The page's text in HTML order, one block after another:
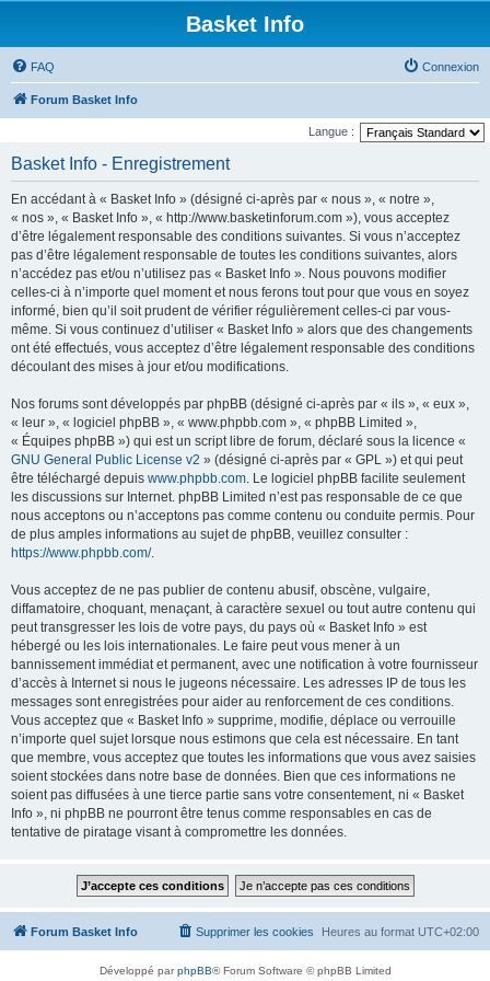
Basket Info
FAQ Connexion
Forum Basket Info
Langue :
Basket Info - Enregistrement
En accédant à « Basket Info » (désigné ci-après par « nous », « notre »,
« nos », « Basket Info », « http://www.basketinforum.com »), vous acceptez
d’être légalement responsable des conditions suivantes. Si vous n’acceptez
pas d’être légalement responsable de toutes les conditions suivantes, alors
n’accédez pas et/ou n’utilisez pas « Basket Info ». Nous pouvons modifier
celles-ci à n’importe quel moment et nous ferons tout pour que vous en soyez
informé, bien qu’il soit prudent de vérifier régulièrement celles-ci par vous-
même. Si vous continuez d’utiliser « Basket Info » alors que des changements
ont été effectués, vous acceptez d’être légalement responsable des conditions
découlant des mises à jour et/ou modifications.
Nos forums sont développés par phpBB (désigné ci-après par « ils », « eux »,
« leur », « logiciel phpBB », « www.phpbb.com », « phpBB Limited »,
« Équipes phpBB ») qui est un script libre de forum, déclaré sous la licence «
GNU General Public License v2 » (désigné ci-après par « GPL ») et qui peut
être téléchargé depuis www.phpbb.com. Le logiciel phpBB facilite seulement
les discussions sur Internet. phpBB Limited n’est pas responsable de ce que
nous acceptons ou n’acceptons pas comme contenu ou conduite permis. Pour
de plus amples informations au sujet de phpBB, veuillez consulter :
https://www.phpbb.com/.
Vous acceptez de ne pas publier de contenu abusif, obscène, vulgaire,
diffamatoire, choquant, menaçant, à caractère sexuel ou tout autre contenu qui
peut transgresser les lois de votre pays, du pays où « Basket Info » est
hébergé ou les lois internationales. Le faire peut vous mener à un
bannissement immédiat et permanent, avec une notification à votre fournisseur
d’accès à Internet si nous le jugeons nécessaire. Les adresses IP de tous les
messages sont enregistrées pour aider au renforcement de ces conditions.
Vous acceptez que « Basket Info » supprime, modifie, déplace ou verrouille
n’importe quel sujet lorsque nous estimons que cela est nécessaire. En tant
que membre, vous acceptez que toutes les informations que vous avez saisies
soient stockées dans notre base de données. Bien que ces informations ne
soient pas diffusées à une tierce partie sans votre consentement, ni « Basket
Info », ni phpBB ne pourront être tenus comme responsables en cas de
tentative de piratage visant à compromettre les données.
Forum Basket Info Heures au format UTC+02:00
Supprimer les cookies
Développé parphpBB® Forum Software © phpBB Limited